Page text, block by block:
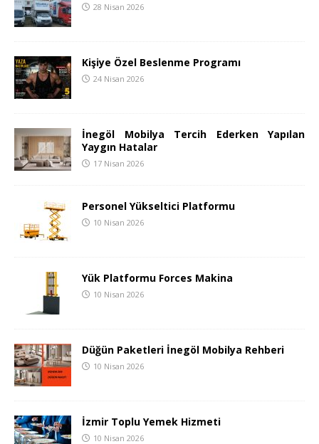
28 Nisan 2026
Kişiye Özel Beslenme Programı
24 Nisan 2026
İnegöl Mobilya Tercih Ederken Yapılan
Yaygın Hatalar
17 Nisan 2026
Personel Yükseltici Platformu
10 Nisan 2026
Yük Platformu Forces Makina
10 Nisan 2026
Düğün Paketleri İnegöl Mobilya Rehberi
10 Nisan 2026
İzmir Toplu Yemek Hizmeti
10 Nisan 2026